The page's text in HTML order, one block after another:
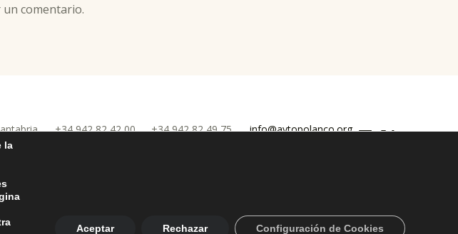
comentario.
+34 942 82 42 00 +34 942 82 49 75
info@aytopolanco.org
de Cookies
Facebook
Twitter
la
Aceptar Rechazar Configuración de Cookies